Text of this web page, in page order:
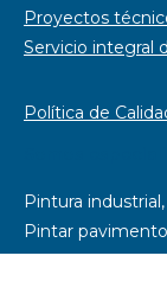
Proyectos
Servicio integral
Política de
Pintura
Pintar
Pintar parkings